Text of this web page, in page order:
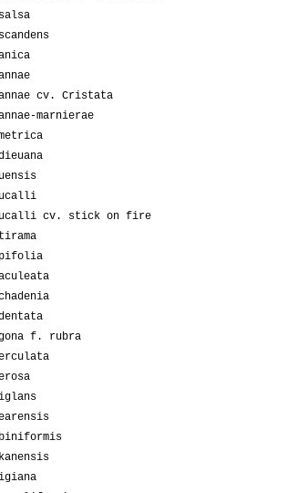
cv. Cristata
marnierae
cv. stick on fire
f. rubra